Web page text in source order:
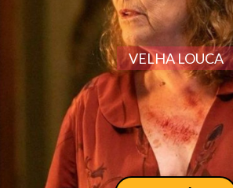
VELHA LOUCA